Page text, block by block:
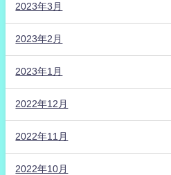
2023年3月
2023年2月
2023年1月
2022年12月
2022年11月
2022年10月